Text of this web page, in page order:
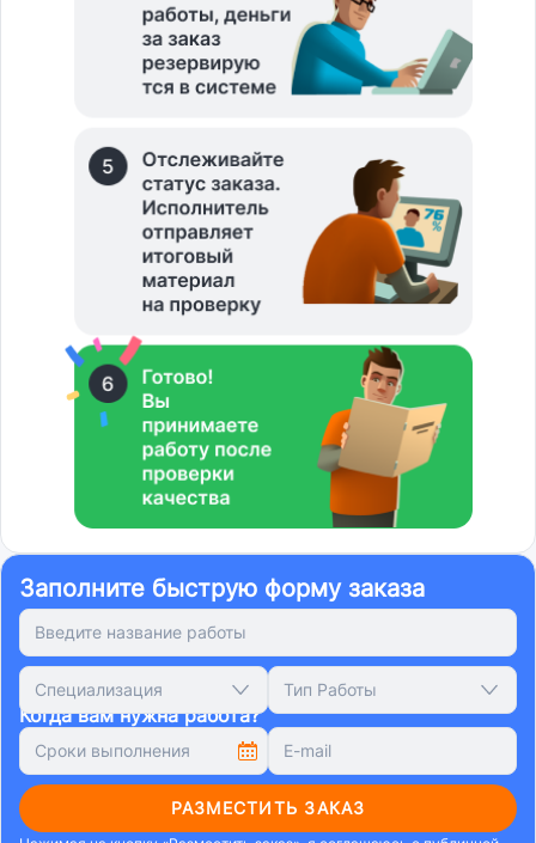
Заполните быструю форму заказа
Специализация Тип Работы
Когда вам нужна работа?
РАЗМЕСТИТЬ ЗАКАЗ